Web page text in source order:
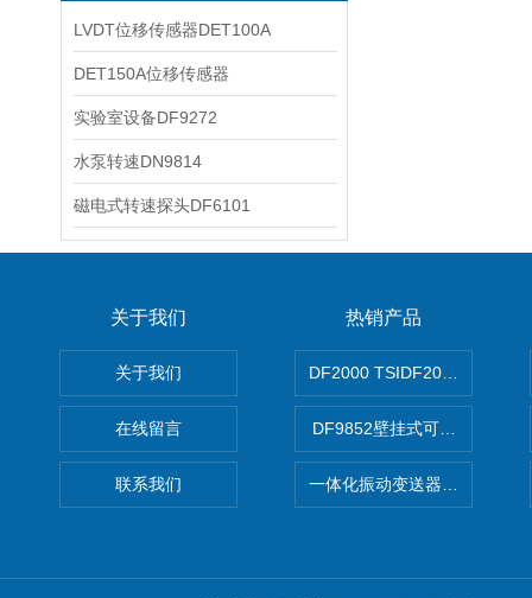
LVDT位移传感器DET100A
DET150A位移传感器
实验室设备DF9272
水泵转速DN9814
磁电式转速探头DF6101
关于我们
关于我们
在线留言
联系我们
热销产品
DF2000 TSIDF2000可编程
DF9852壁挂式可编程双通道
一体化振动变送器DN3200